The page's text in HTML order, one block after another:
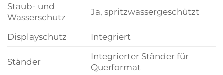
Staub- und
Wasserschutz
Ja, spritzwassergeschützt
Displayschutz Integriert
Ständer
Integrierter Ständer für
Querformat